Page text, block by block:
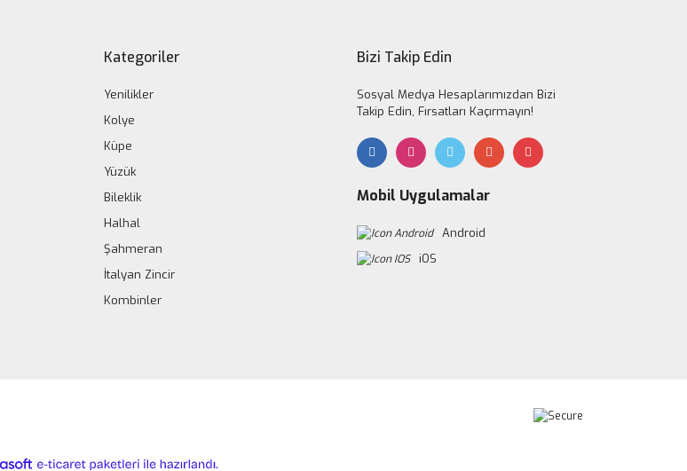
Kategoriler
Yenilikler
Kolye
Küpe
Yüzük
Bileklik
Halhal
Şahmeran
İtalyan Zincir
Kombinler
Bizi Takip Edin
Sosyal Medya Hesaplarımızdan Bizi
Takip Edin, Fırsatları Kaçırmayın!
Mobil Uygulamalar
Android
iOS
ideasoft e-